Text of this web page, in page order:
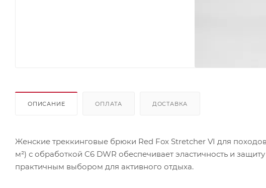
ОПИСАНИЕ ОПЛАТА ДОСТАВКА
Женские треккинговые брюки Red Fox Stretcher VI для
м²) с обработкой C6 DWR обеспечивает эластичность и
практичным выбором для активного отдыха.